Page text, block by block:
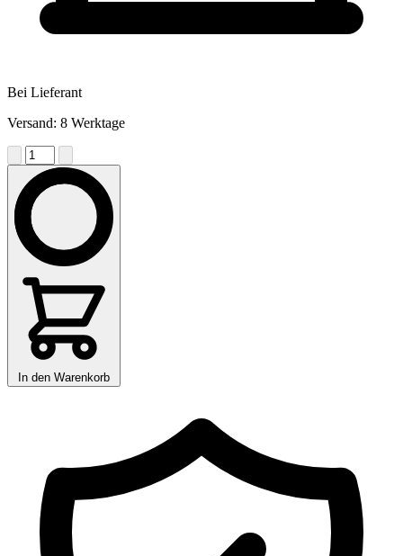
Bei Lieferant
Versand: 8 Werktage
In den Warenkorb